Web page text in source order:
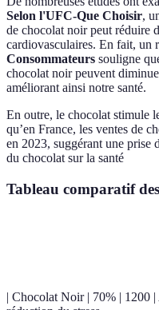
Selon l'UFC-Que Choisir,
de chocolat noir peut réduire
cardiovasculaires. En fait, un
Consommateurs souligne
chocolat noir peuvent
améliorant ainsi notre santé.
En outre, le chocolat stimule
qu’en France, les ventes de
en 2023, suggérant une prise
du chocolat sur la santé
Tableau comparatif
| Chocolat Noir | 70% | 1200